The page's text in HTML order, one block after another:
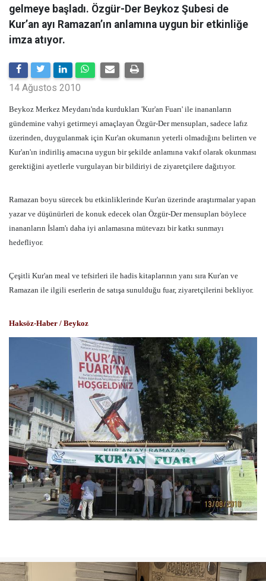
gelmeye başladı. Özgür-Der Beykoz Şubesi de
Kur’an ayı Ramazan’ın anlamına uygun bir etkinliğe
imza atıyor.
14 Ağustos 2010
Beykoz Merkez Meydanı'nda kurdukları 'Kur'an Fuarı' ile inananların
gündemine vahyi getirmeyi amaçlayan Özgür-Der mensupları, sadece lafız
üzerinden, duygulanmak için Kur'an okumanın yeterli olmadığını belirten ve
Kur'an'ın indiriliş amacına uygun bir şekilde anlamına vakıf olarak okunması
gerektiğini ayetlerle vurgulayan bir bildiriyi de ziyaretçilere dağıtıyor.
Ramazan boyu sürecek bu etkinliklerinde Kur'an üzerinde araştırmalar yapan
yazar ve düşünürleri de konuk edecek olan Özgür-Der mensupları böylece
inananların İslam'ı daha iyi anlamasına mütevazı bir katkı sunmayı
hedefliyor.
Çeşitli Kur'an meal ve tefsirleri ile hadis kitaplarının yanı sıra Kur'an ve
Ramazan ile ilgili eserlerin de satışa sunulduğu fuar, ziyaretçilerini bekliyor.
Haksöz-Haber / Beykoz